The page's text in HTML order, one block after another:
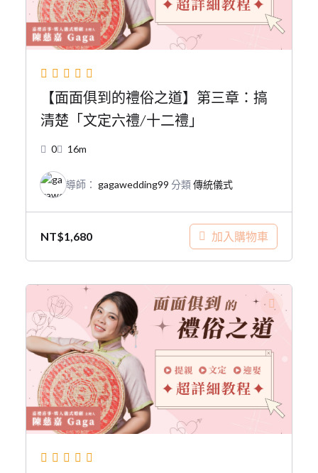
【面面俱到的禮俗之道】第三章：搞
清楚「文定六禮/十二禮」
0 16m
導師： gagawedding99 分類傳統儀式
NT$1,680 加入購物車